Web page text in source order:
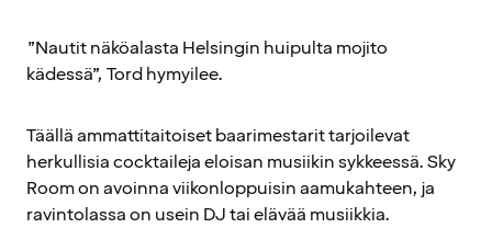
”Nautit näköalasta Helsingin huipulta mojito
kädessä”, Tord hymyilee.
Täällä ammattitaitoiset baarimestarit tarjoilevat
herkullisia cocktaileja eloisan musiikin sykkeessä. Sky
Room on avoinna viikonloppuisin aamukahteen, ja
ravintolassa on usein DJ tai elävää musiikkia.